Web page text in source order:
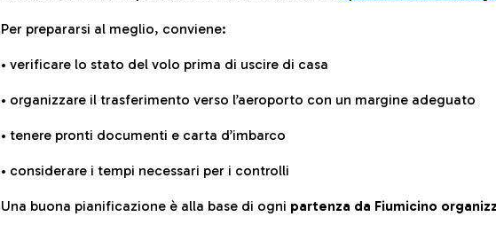
Per prepararsi al meglio, conviene:
• verificare lo stato del volo prima di uscire di casa
• organizzare il trasferimento verso l’aeroporto con un margine adeguato
• tenere pronti documenti e carta d’imbarco
• considerare i tempi necessari per i controlli
Una buona pianificazione è alla base di ogni partenza da Fiumicino